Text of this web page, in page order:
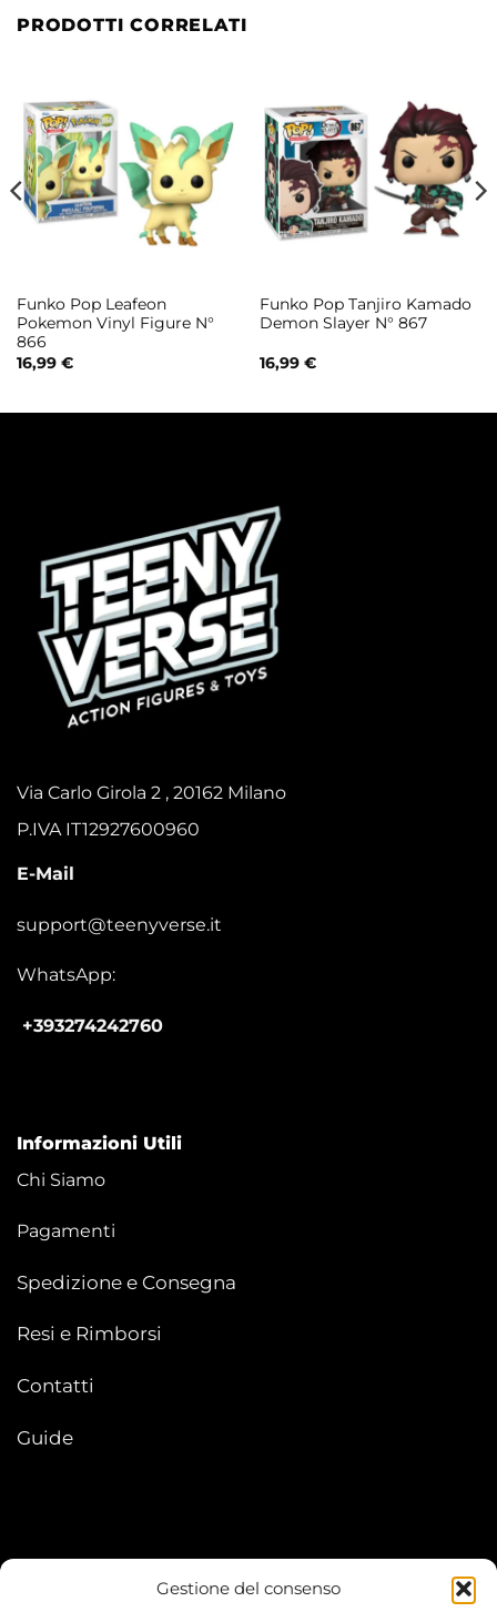
Gestione del consenso
PRODOTTI CORRELATI
Funko Pop Leafeon
Pokemon Vinyl Figure N°
866
16,99 €
Funko Pop Tanjiro Kamado
Demon Slayer N° 867
16,99 €
Via Carlo Girola 2 , 20162 Milano
P.IVA IT12927600960
E-Mail
support@teenyverse.it
WhatsApp:
+393274242760
Informazioni Utili
Chi Siamo
Pagamenti
Spedizione e Consegna
Resi e Rimborsi
Contatti
Guide